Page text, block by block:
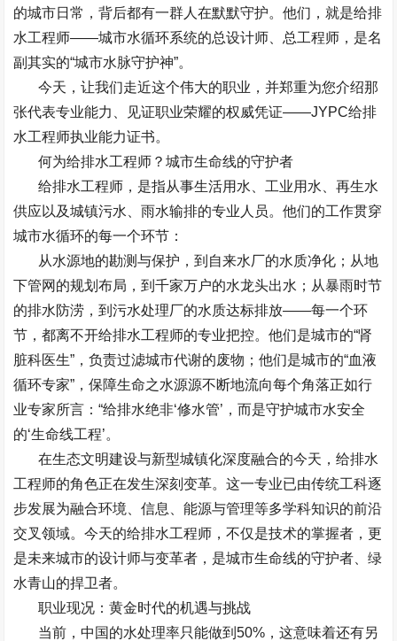
的城市日常，背后都有一群人在默默守护。他们，就是给排
水工程师——城市水循环系统的总设计师、总工程师，是名
副其实的“城市水脉守护神”。
今天，让我们走近这个伟大的职业，并郑重为您介绍那
张代表专业能力、见证职业荣耀的权威凭证——JYPC给排
水工程师执业能力证书。
何为给排水工程师？城市生命线的守护者
给排水工程师，是指从事生活用水、工业用水、再生水
供应以及城镇污水、雨水输排的专业人员。他们的工作贯穿
城市水循环的每一个环节：
从水源地的勘测与保护，到自来水厂的水质净化；从地
下管网的规划布局，到千家万户的水龙头出水；从暴雨时节
的排水防涝，到污水处理厂的水质达标排放——每一个环
节，都离不开给排水工程师的专业把控。他们是城市的“肾
脏科医生” ，负责过滤城市代谢的废物；他们是城市的“血液
循环专家” ，保障生命之水源源不断地流向每个角落正如行
业专家所言：“给排水绝非‘修水管’ ，而是守护城市水安全
的‘生命线工程’。
在生态文明建设与新型城镇化深度融合的今天，给排水
工程师的角色正在发生深刻变革。这一专业已由传统工科逐
步发展为融合环境、信息、能源与管理等多学科知识的前沿
交叉领域。今天的给排水工程师，不仅是技术的掌握者，更
是未来城市的设计师与变革者，是城市生命线的守护者、绿
水青山的捍卫者。
职业现况：黄金时代的机遇与挑战
当前，中国的水处理率只能做到50% ，这意味着还有另